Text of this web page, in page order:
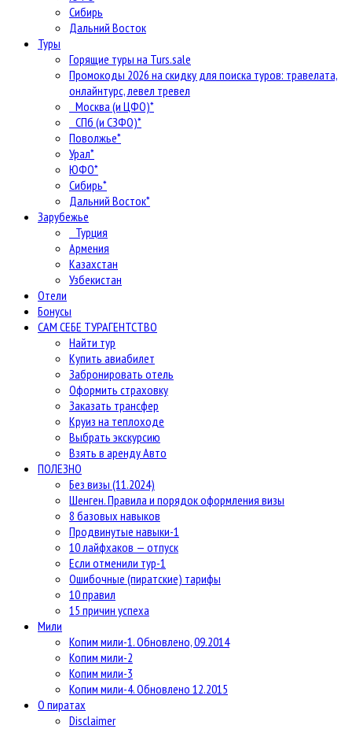
Сибирь
Дальний Восток
Туры
Горящие туры на Turs.sale
Промокоды 2026 на скидку для поиска туров: травелата,
онлайнтурс, левел тревел
Москва (и ЦФО)*
СПб (и СЗФО)*
Поволжье*
Урал*
ЮФО*
Сибирь*
Дальний Восток*
Зарубежье
Турция
Армения
Казахстан
Узбекистан
Отели
Бонусы
САМ СЕБЕ ТУРАГЕНТСТВО
Найти тур
Купить авиабилет
Забронировать отель
Оформить страховку
Заказать трансфер
Круиз на теплоходе
Выбрать экскурсию
Взять в аренду Авто
ПОЛЕЗНО
Без визы (11.2024)
Шенген. Правила и порядок оформления визы
8 базовых навыков
Продвинутые навыки-1
10 лайфхаков — отпуск
Если отменили тур-1
Ошибочные (пиратские) тарифы
10 правил
15 причин успеха
Мили
Копим мили-1. Обновлено, 09.2014
Копим мили-2
Копим мили-3
Копим мили-4. Обновлено 12.2015
О пиратах
Disclaimer